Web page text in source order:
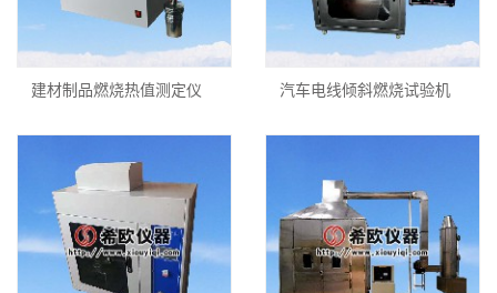
建材制品燃烧热值测定仪 汽车电线倾斜燃烧试验机